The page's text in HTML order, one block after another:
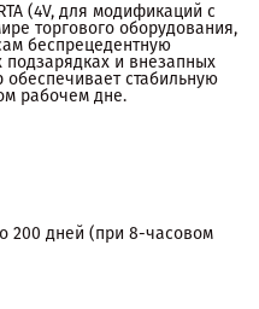
(4V, для модификаций с
торгового оборудования,
беспрецедентную
подзарядках и внезапных
обеспечивает стабильную
рабочем дне.
200 дней (при 8-часовом